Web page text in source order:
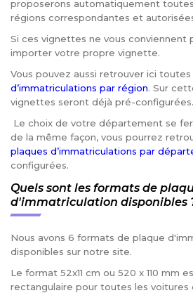
proposerons automatiquement
régions correspondantes et
Si ces vignettes ne vous conviennent
importer votre propre vignette.
Vous pouvez aussi retrouver ici toutes
d’immatriculations par région. Sur
vignettes seront déjà pré-configurées.
Le choix de votre département se
de la même façon, vous pourrez
plaques d’immatriculations par
configurées.
Quels sont les formats de
d'immatriculation disponibles
Nous avons 6 formats de plaque
disponibles sur notre site.
Le format 52x11 cm ou 520 x 110 mm
rectangulaire pour toutes les voitures